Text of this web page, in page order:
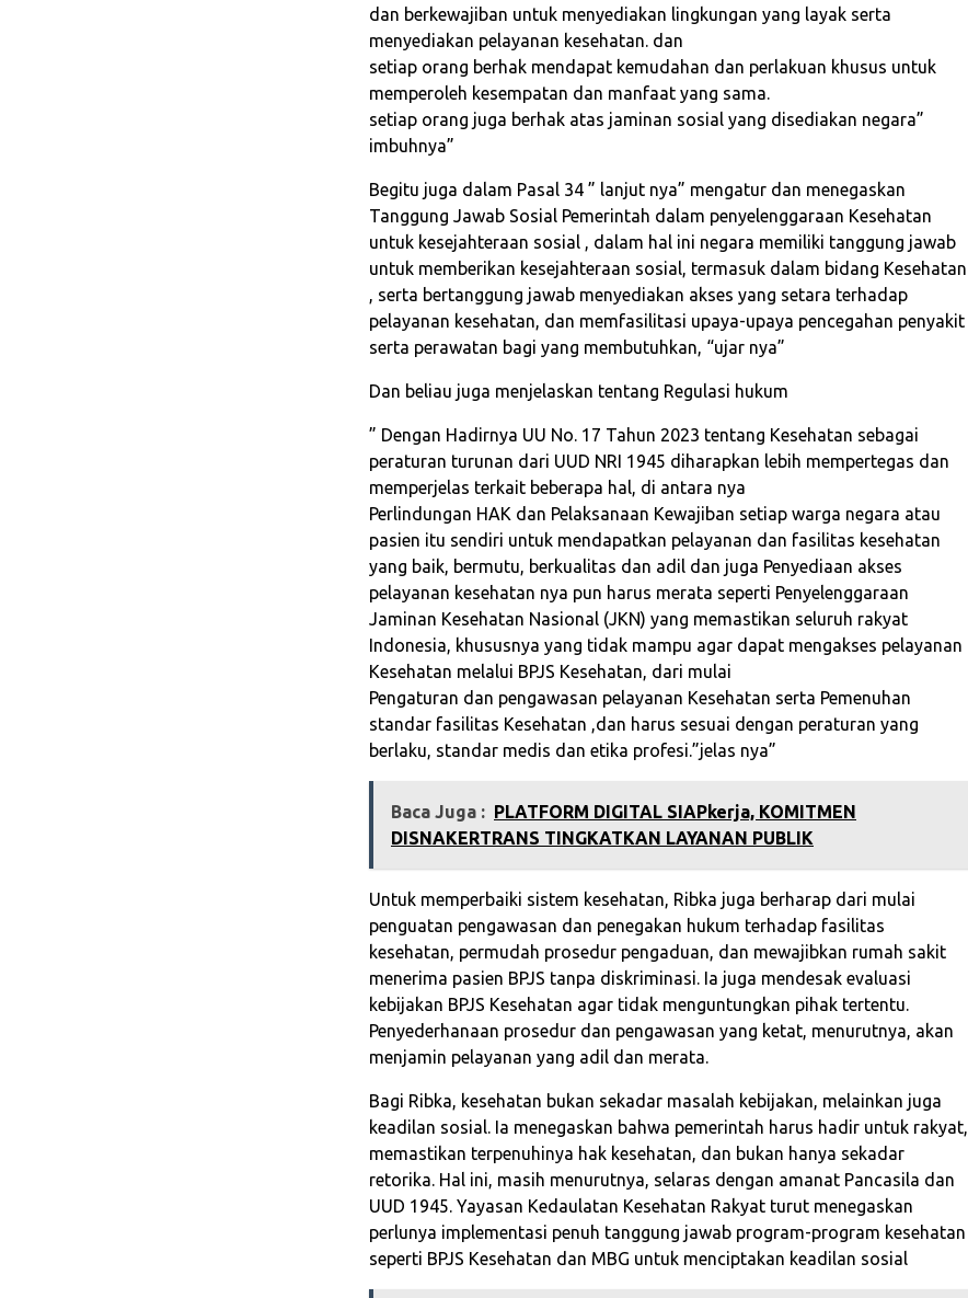
dan berkewajiban untuk menyediakan lingkungan yang layak serta
menyediakan pelayanan kesehatan. dan
setiap orang berhak mendapat kemudahan dan perlakuan khusus untuk
memperoleh kesempatan dan manfaat yang sama.
setiap orang juga berhak atas jaminan sosial yang disediakan negara”
imbuhnya”
Begitu juga dalam Pasal 34 ” lanjut nya” mengatur dan menegaskan
Tanggung Jawab Sosial Pemerintah dalam penyelenggaraan Kesehatan
untuk kesejahteraan sosial , dalam hal ini negara memiliki tanggung jawab
untuk memberikan kesejahteraan sosial, termasuk dalam bidang Kesehatan
, serta bertanggung jawab menyediakan akses yang setara terhadap
pelayanan kesehatan, dan memfasilitasi upaya-upaya pencegahan penyakit
serta perawatan bagi yang membutuhkan, “ujar nya”
Dan beliau juga menjelaskan tentang Regulasi hukum
” Dengan Hadirnya UU No. 17 Tahun 2023 tentang Kesehatan sebagai
peraturan turunan dari UUD NRI 1945 diharapkan lebih mempertegas dan
memperjelas terkait beberapa hal, di antara nya
Perlindungan HAK dan Pelaksanaan Kewajiban setiap warga negara atau
pasien itu sendiri untuk mendapatkan pelayanan dan fasilitas kesehatan
yang baik, bermutu, berkualitas dan adil dan juga Penyediaan akses
pelayanan kesehatan nya pun harus merata seperti Penyelenggaraan
Jaminan Kesehatan Nasional (JKN) yang memastikan seluruh rakyat
Indonesia, khususnya yang tidak mampu agar dapat mengakses pelayanan
Kesehatan melalui BPJS Kesehatan, dari mulai
Pengaturan dan pengawasan pelayanan Kesehatan serta Pemenuhan
standar fasilitas Kesehatan ,dan harus sesuai dengan peraturan yang
berlaku, standar medis dan etika profesi.”jelas nya”
Baca Juga : PLATFORM DIGITAL SIAPkerja, KOMITMEN
DISNAKERTRANS TINGKATKAN LAYANAN PUBLIK
Untuk memperbaiki sistem kesehatan, Ribka juga berharap dari mulai
penguatan pengawasan dan penegakan hukum terhadap fasilitas
kesehatan, permudah prosedur pengaduan, dan mewajibkan rumah sakit
menerima pasien BPJS tanpa diskriminasi. Ia juga mendesak evaluasi
kebijakan BPJS Kesehatan agar tidak menguntungkan pihak tertentu.
Penyederhanaan prosedur dan pengawasan yang ketat, menurutnya, akan
menjamin pelayanan yang adil dan merata.
Bagi Ribka, kesehatan bukan sekadar masalah kebijakan, melainkan juga
keadilan sosial. Ia menegaskan bahwa pemerintah harus hadir untuk rakyat,
memastikan terpenuhinya hak kesehatan, dan bukan hanya sekadar
retorika. Hal ini, masih menurutnya, selaras dengan amanat Pancasila dan
UUD 1945. Yayasan Kedaulatan Kesehatan Rakyat turut menegaskan
perlunya implementasi penuh tanggung jawab program-program kesehatan
seperti BPJS Kesehatan dan MBG untuk menciptakan keadilan sosial